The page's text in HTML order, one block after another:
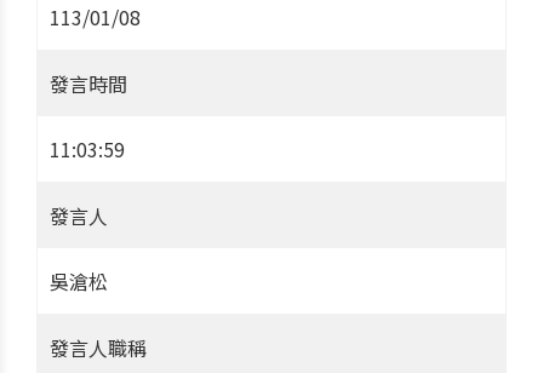
113/01/08
發言時間
11:03:59
發言人
吳滄松
發言人職稱